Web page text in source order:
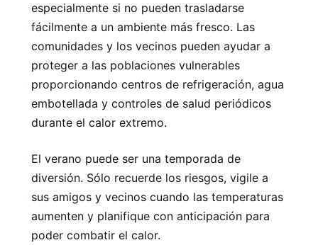
especialmente si no pueden trasladarse
fácilmente a un ambiente más fresco. Las
comunidades y los vecinos pueden ayudar a
proteger a las poblaciones vulnerables
proporcionando centros de refrigeración, agua
embotellada y controles de salud periódicos
durante el calor extremo.
El verano puede ser una temporada de
diversión. Sólo recuerde los riesgos, vigile a
sus amigos y vecinos cuando las temperaturas
aumenten y planifique con anticipación para
poder combatir el calor.